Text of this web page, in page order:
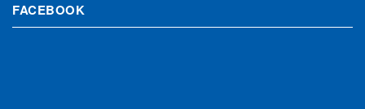
FACEBOOK